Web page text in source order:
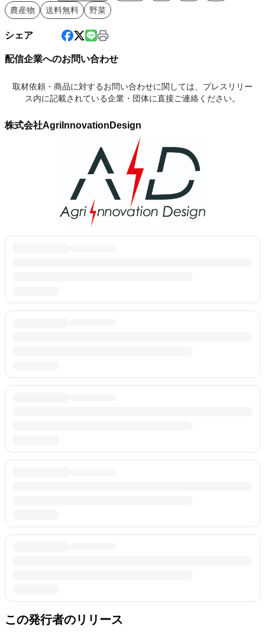
農産物
送料無料 野菜
シェア
配信企業へのお問い合わせ
取材依頼・商品に対するお問い合わせに関しては、プレスリリー
ス内に記載されている企業・団体に直接ご連絡ください。
株式会社AgriInnovationDesign
この発行者のリリース